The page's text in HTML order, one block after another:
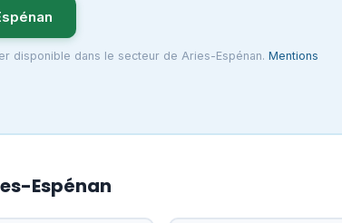
disponible dans le secteur de Aries-Espénan. Mentions
Espénan